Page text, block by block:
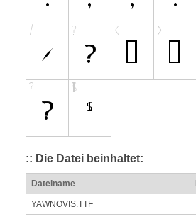
:: Die Datei beinhaltet:
Dateiname
YAWNOVIS.TTF